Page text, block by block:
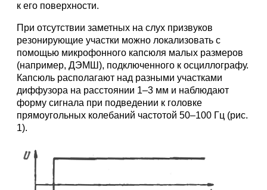
к его поверхности.
При отсутствии заметных на слух призвуков
резонирующие участки можно локализовать с
помощью микрофонного капсюля малых размеров
(например, ДЭМШ), подключенного к осциллографу.
Капсюль располагают над разными участками
диффузора на расстоянии 1–3 мм и наблюдают
форму сигнала при подведении к головке
прямоугольных колебаний частотой 50–100 Гц (рис.
1).